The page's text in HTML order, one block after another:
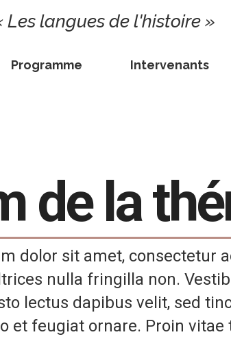
Les langues de l'histoire »
Programme Intervenants
de la
dolor sit amet, consectetur
nulla fringilla non.
lectus dapibus velit, sed
et feugiat ornare. Proin